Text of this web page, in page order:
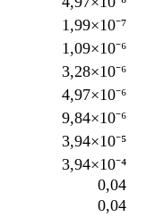
1,99×10⁻⁷
1,09×10⁻⁶
3,28×10⁻⁶
4,97×10⁻⁶
9,84×10⁻⁶
3,94×10⁻⁵
3,94×10⁻⁴
0,04
0,04